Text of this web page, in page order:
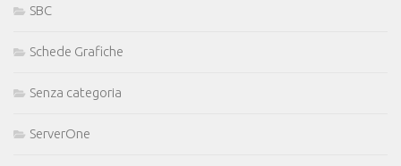
SBC
Schede Grafiche
Senza categoria
ServerOne